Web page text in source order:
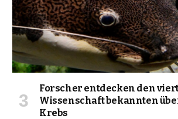
Forscher entdecken den
Wissenschaft bekannten
Krebs